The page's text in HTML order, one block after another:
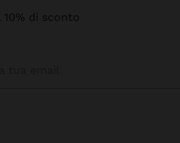
di sconto